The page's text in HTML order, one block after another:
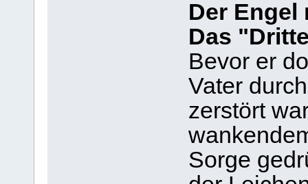
Der Engel
Das
Bevor er
Vater
zerstört
Sorge